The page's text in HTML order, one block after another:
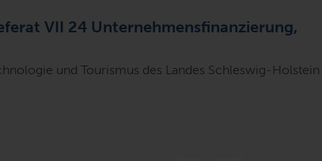
VII 24 Unternehmensfinanzierung,
und Tourismus des Landes Schleswig-Holstein